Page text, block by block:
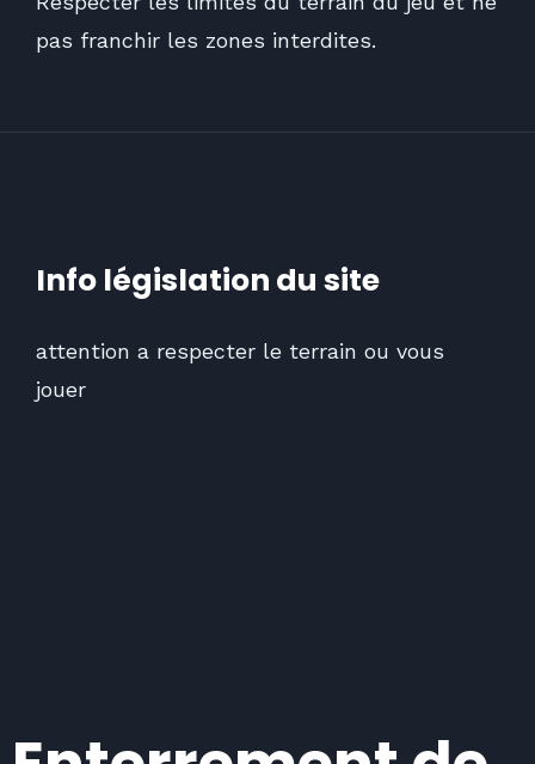
pas franchir les zones interdites.
Info législation du site
attention a respecter le terrain ou vous
jouer